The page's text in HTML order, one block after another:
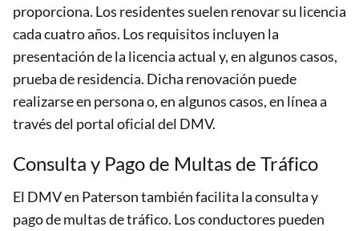
proporciona. Los residentes suelen renovar su licencia
cada cuatro años. Los requisitos incluyen la
presentación de la licencia actual y, en algunos casos,
prueba de residencia. Dicha renovación puede
realizarse en persona o, en algunos casos, en línea a
través del portal oficial del DMV.
Consulta y Pago de Multas de Tráfico
El DMV en Paterson también facilita la consulta y
pago de multas de tráfico. Los conductores pueden